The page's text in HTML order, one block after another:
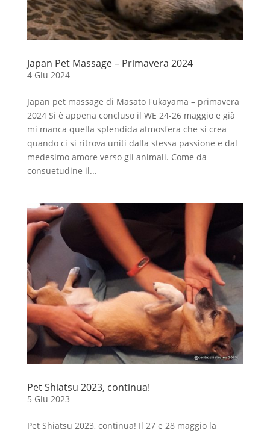
Japan Pet Massage – Primavera 2024
4 Giu 2024
Japan pet massage di Masato Fukayama – primavera
2024 Si è appena concluso il WE 24-26 maggio e già
mi manca quella splendida atmosfera che si crea
quando ci si ritrova uniti dalla stessa passione e dal
medesimo amore verso gli animali. Come da
consuetudine il...
Pet Shiatsu 2023, continua!
5 Giu 2023
Pet Shiatsu 2023, continua! Il 27 e 28 maggio la